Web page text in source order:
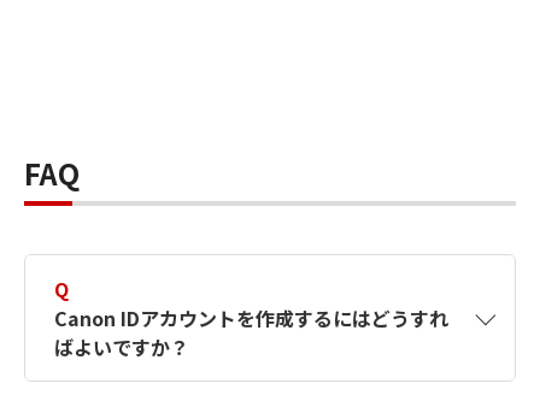
FAQ
Q
Canon IDアカウントを作成するにはどうすれ
ばよいですか？